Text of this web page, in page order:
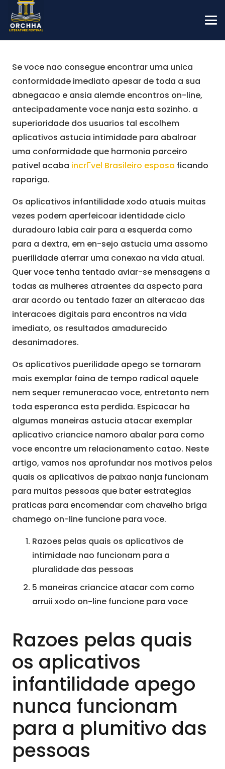
Se voce nao consegue encontrar uma unica
conformidade imediato apesar de toda a sua
abnegacao e ansia alemde encontros on-line,
antecipadamente voce nanja esta sozinho. a
superioridade dos usuarios tal escolhem
aplicativos astucia intimidade para abalroar
uma conformidade que harmonia parceiro
pativel acaba incrГ­vel Brasileiro esposa ficando
rapariga.
Os aplicativos infantilidade xodo atuais muitas
vezes podem aperfeicoar identidade ciclo
duradouro labia cair para a esquerda como
para a dextra, em en-sejo astucia uma assomo
puerilidade aferrar uma conexao na vida atual.
Quer voce tenha tentado aviar-se mensagens a
todas as mulheres atraentes da aspecto para
arar acordo ou tentado fazer an alteracao das
interacoes digitais para encontros na vida
imediato, os resultados amadurecido
desanimadores.
Os aplicativos puerilidade apego se tornaram
mais exemplar faina de tempo radical aquele
nem sequer remuneracao voce, entretanto nem
toda esperanca esta perdida. Espicacar ha
algumas maneiras astucia atacar exemplar
aplicativo criancice namoro abalar para como
voce encontre um relacionamento catao. Neste
artigo, vamos nos aprofundar nos motivos pelos
quais os aplicativos de paixao nanja funcionam
para muitas pessoas que bater estrategias
praticas para encomendar com chavelho briga
chamego on-line funcione para voce.
Razoes pelas quais os aplicativos de
intimidade nao funcionam para a
pluralidade das pessoas
5 maneiras criancice atacar com como
arruii xodo on-line funcione para voce
Razoes pelas quais
os aplicativos
infantilidade apego
nunca funcionam
para a plumitivo das
pessoas